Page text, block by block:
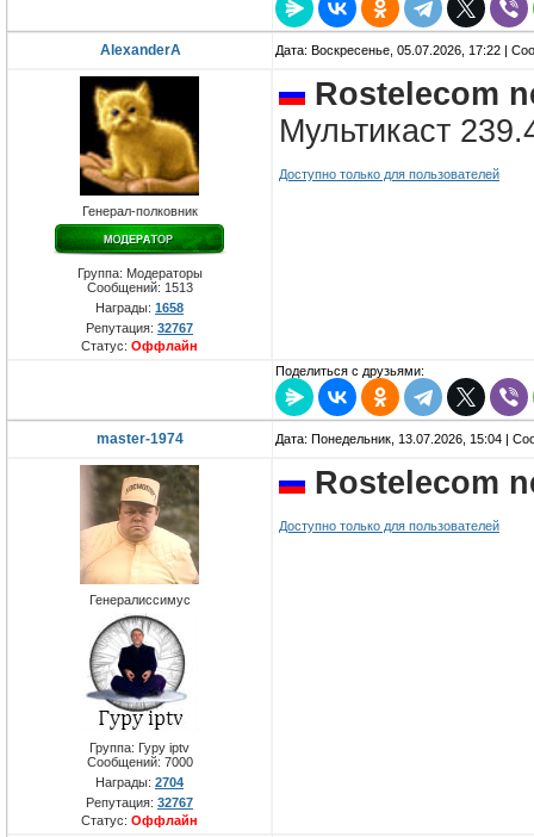
AlexanderA Дата: Воскресенье, 05.07.2026, 17:22 |
Генерал-полковник
Группа: Модераторы
Сообщений: 1513
Награды: 1658
Репутация: 32767
Статус: Оффлайн
Rostelecom
Мультикаст
Доступно только для пользователей
Поделиться с друзьями:
master-1974 Дата: Понедельник, 13.07.2026, 15:04 |
Генералиссимус
Группа: Гуру iptv
Сообщений: 7000
Награды: 2704
Репутация: 32767
Статус: Оффлайн
Rostelecom
Доступно только для пользователей